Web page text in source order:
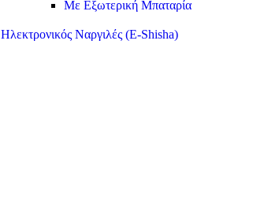
Με Εξωτερική Μπαταρία
Ηλεκτρονικός Ναργιλές (E-Shisha)